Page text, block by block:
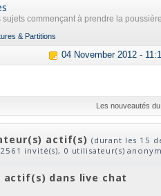
sujets commençant à prendre la
& Partitions
04 November 2012 -
Les nouveautés
actif(s) (durant les 15
invité(s), 0 utilisateur(s)
actif(s) dans live chat